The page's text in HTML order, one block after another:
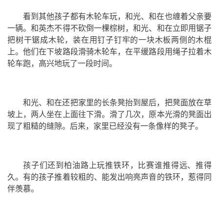
看到其他孩子都有木轮车玩，和光、和在也缠着父亲要
一辆。和英杰不得不砍倒一棵棕树，和光、和在立即用锯子
把树干锯成木轮，装在用钉子钉牢的一块木板两侧的木棍
上。他们在下坡路段滑骑木轮车，在平缓路段用绳子拉着木
轮车跑，高兴地玩了一段时间。
和光、和在还把家里的长条凳抬到屋后，把凳面放在草
坡上，两人坐在上面往下滑。滑了几次，原本光滑的凳面出
现了粗糙的缝隙。后来，家里已经没有一条像样的凳子。
孩子们还到柏油路上玩推铁环，比赛谁推得远、推得
久。有的孩子推着较粗的、能发出响亮声音的铁环，惹得同
伴羡慕。